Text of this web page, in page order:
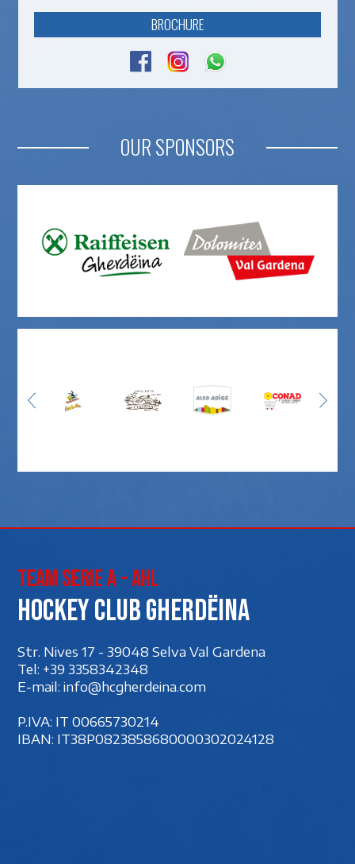
BROCHURE
OUR SPONSORS
Team Serie A - AHL
Hockey club Gherdëina
Str. Nives 17 - 39048 Selva Val Gardena
Tel: +39 3358342348
E-mail: info@hcgherdeina.com
P.IVA: IT 00‍665730214
IBAN: IT38P0823858680000302024128